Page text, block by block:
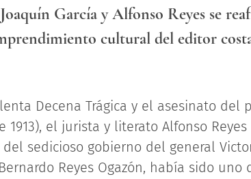
García y Alfonso Reyes se
cultural del editor
Decena Trágica y el asesinato del
1913), el jurista y literato Alfonso
sedicioso gobierno del general
Reyes Ogazón, había sido